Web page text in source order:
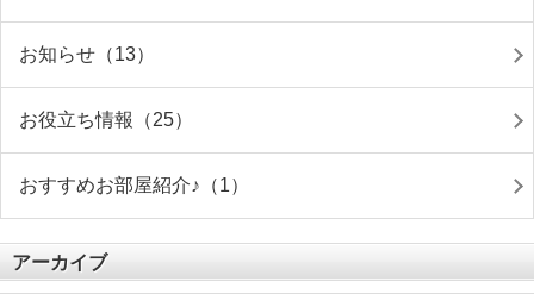
お知らせ（13）
お役立ち情報（25）
おすすめお部屋紹介♪（1）
アーカイブ